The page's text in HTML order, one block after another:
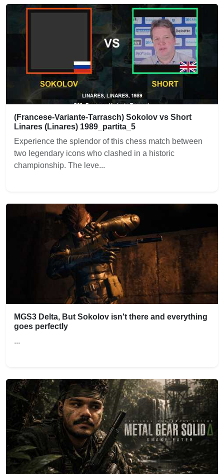
(Francese-Variante-Tarrasch) Sokolov vs Short
Linares (Linares) 1989_partita_5
Experience the splendor of this chess match between
two legendary icons who clashed in a historic
championship. The leve...
MGS3 Delta, But Sokolov isn't there and everything
goes perfectly
...